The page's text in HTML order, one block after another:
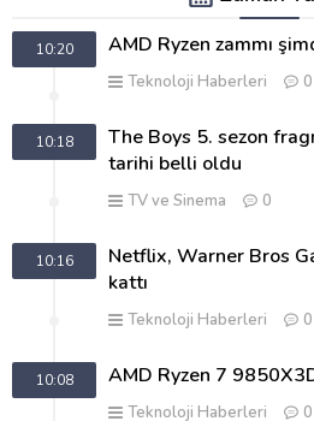
10:20 AMD Ryzen zammı
Teknoloji Haberleri 0
10:18
The Boys 5. sezon
tarihi belli oldu
TV ve Sinema 0
10:16
Netflix, Warner Bros
kattı
Teknoloji Haberleri 0
10:08 AMD Ryzen 7
Teknoloji Haberleri 0